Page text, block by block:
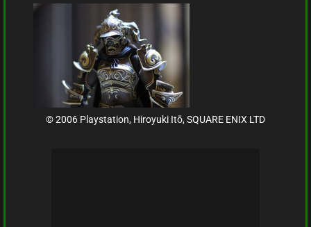
© 2006 Playstation, Hiroyuki Itō, SQUARE ENIX LTD